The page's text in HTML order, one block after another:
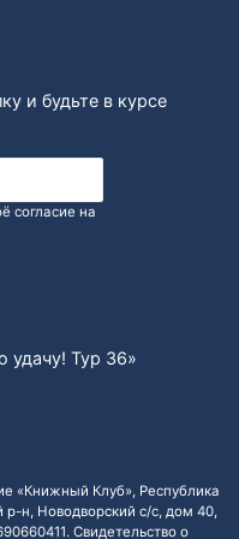
и будьте в курсе
согласие на
удачу! Тур 36»
«Книжный Клуб», Республика
н, Новодворский с/с, дом 40,
Свидетельство о